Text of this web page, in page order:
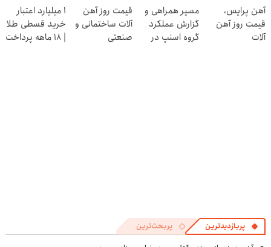
کنی! 👈🏻
پرسش‌نامه
عنکبوت
آهن پرایس،
قیمت روز آهن
آلات
مسیر همراهی و
گزارش عملکرد
گروه اسنپ در
قیمت روز آهن
آلات ساختمانی و
صنعتی
۱ میلیارد اعتبار
خرید قسطی طلا
| ۱۸ ماهه پرداخت
پربازدیدترین پربحث‌ترین